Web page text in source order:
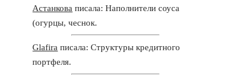
Астанкова писала: Наполнители соуса
(огурцы, чеснок.
Glafira писала: Структуры кредитного
портфеля.